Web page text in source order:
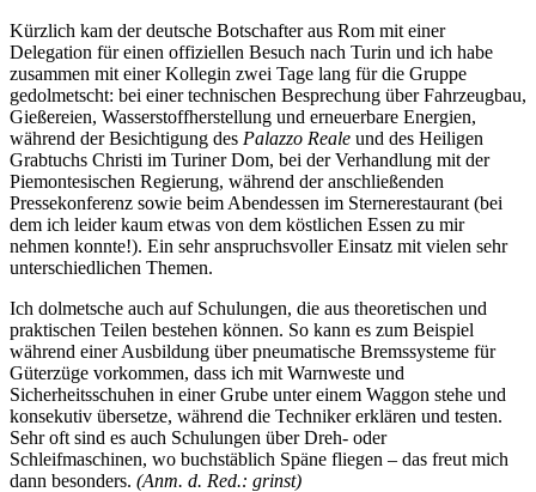
Kürzlich kam der deutsche Botschafter aus Rom mit einer
Delegation für einen offiziellen Besuch nach Turin und ich habe
zusammen mit einer Kollegin zwei Tage lang für die Gruppe
gedolmetscht: bei einer technischen Besprechung über Fahrzeugbau,
Gießereien, Wasserstoffherstellung und erneuerbare Energien,
während der Besichtigung des Palazzo Reale und des Heiligen
Grabtuchs Christi im Turiner Dom, bei der Verhandlung mit der
Piemontesischen Regierung, während der anschließenden
Pressekonferenz sowie beim Abendessen im Sternerestaurant (bei
dem ich leider kaum etwas von dem köstlichen Essen zu mir
nehmen konnte!). Ein sehr anspruchsvoller Einsatz mit vielen sehr
unterschiedlichen Themen.
Ich dolmetsche auch auf Schulungen, die aus theoretischen und
praktischen Teilen bestehen können. So kann es zum Beispiel
während einer Ausbildung über pneumatische Bremssysteme für
Güterzüge vorkommen, dass ich mit Warnweste und
Sicherheitsschuhen in einer Grube unter einem Waggon stehe und
konsekutiv übersetze, während die Techniker erklären und testen.
Sehr oft sind es auch Schulungen über Dreh- oder
Schleifmaschinen, wo buchstäblich Späne fliegen – das freut mich
dann besonders. (Anm. d. Red.: grinst)